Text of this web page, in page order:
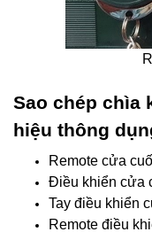
Sao chép chìa
hiệu thông
Remote cửa
Điều khiển cửa
Tay điều khiển
Remote điều